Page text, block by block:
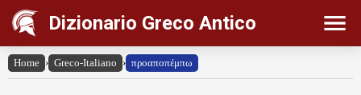
Dizionario Greco Antico
Home › Greco-Italiano › προαποπέμπω